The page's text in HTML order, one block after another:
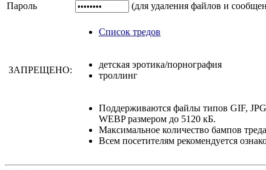
Пароль
(для удаления файлов и
Список тредов
ЗАПРЕЩЕНО:
детская эротика/порнография
троллинг
Поддерживаются файлы типов GIF,
WEBP размером до 5120 кБ.
Максимальное количество бампов
Всем посетителям рекомендуется